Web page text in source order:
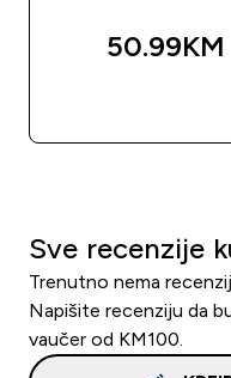
50.99KM‎
Sve recenzije
Trenutno nema
Napišite recenziju da
vaučer od KM100.